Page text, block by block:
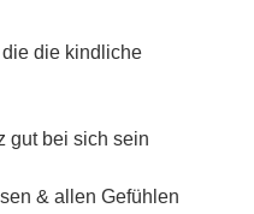
die kindliche
gut bei sich sein
& allen Gefühlen